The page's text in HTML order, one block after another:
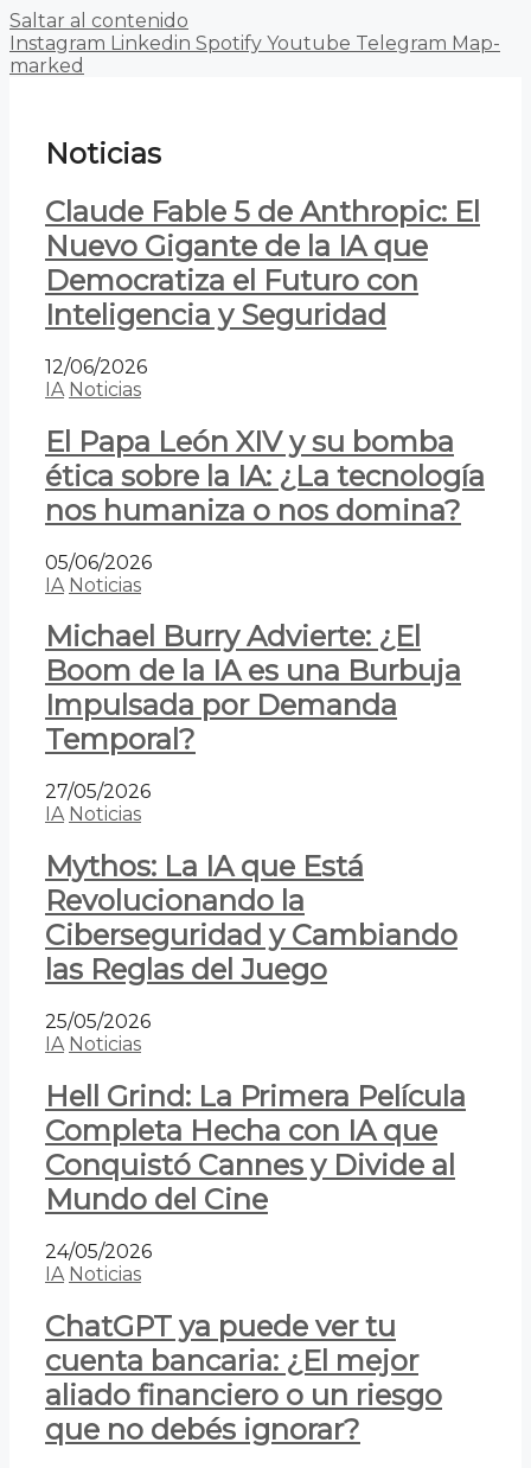
Saltar al contenido
Instagram Linkedin Spotify Youtube Telegram Map-
marked
Noticias
Claude Fable 5 de Anthropic: El
Nuevo Gigante de la IA que
Democratiza el Futuro con
Inteligencia y Seguridad
12/06/2026
IA Noticias
El Papa León XIV y su bomba
ética sobre la IA: ¿La tecnología
nos humaniza o nos domina?
05/06/2026
IA Noticias
Michael Burry Advierte: ¿El
Boom de la IA es una Burbuja
Impulsada por Demanda
Temporal?
27/05/2026
IA Noticias
Mythos: La IA que Está
Revolucionando la
Ciberseguridad y Cambiando
las Reglas del Juego
25/05/2026
IA Noticias
Hell Grind: La Primera Película
Completa Hecha con IA que
Conquistó Cannes y Divide al
Mundo del Cine
24/05/2026
IA Noticias
ChatGPT ya puede ver tu
cuenta bancaria: ¿El mejor
aliado financiero o un riesgo
que no debés ignorar?